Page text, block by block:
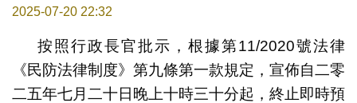
2025-07-20 22:32
按照行政長官批示，根據第11/2020號法律
《民防法律制度》第九條第一款規定，宣佈自二零
二五年七月二十日晚上十時三十分起，終止即時預